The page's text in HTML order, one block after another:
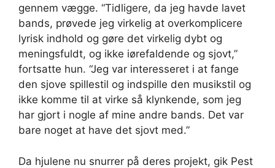
gennem vægge. “Tidligere, da jeg havde lavet
bands, prøvede jeg virkelig at overkomplicere
lyrisk indhold og gøre det virkelig dybt og
meningsfuldt, og ikke iørefaldende og sjovt,”
fortsatte hun. “Jeg var interesseret i at fange
den sjove spillestil og indspille den musikstil og
ikke komme til at virke så klynkende, som jeg
har gjort i nogle af mine andre bands. Det var
bare noget at have det sjovt med.”
Da hjulene nu snurrer på deres projekt, gik Pest